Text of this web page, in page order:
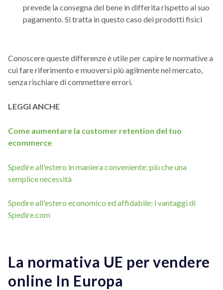
prevede la consegna del bene in differita rispetto al suo
pagamento. Si tratta in questo caso dei prodotti fisici
Conoscere queste differenze è utile per capire le normative a
cui fare riferimento e muoversi più agilmente nel mercato,
senza rischiare di commettere errori.
LEGGI ANCHE
Come aumentare la customer retention del tuo
ecommerce
Spedire all'estero in maniera conveniente: più che una
semplice necessità
Spedire all'estero economico ed affidabile: i vantaggi di
Spedire.com
La normativa UE per vendere
online In Europa